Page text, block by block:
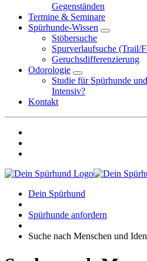
Gegenständen
Termine & Seminare
Spürhunde-Wissen
Stöbersuche
Spurverlaufsuche (Trail/
Geruchsdifferenzierung
Odorologie
Studie für Spürhunde
Intensiv?
Kontakt
Dein Spürhund
Spürhunde anfordern
Suche nach Menschen und